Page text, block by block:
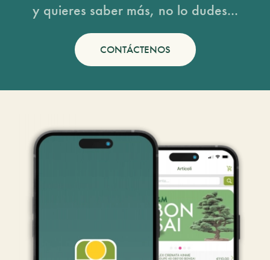
y quieres saber más, no lo dudes...
CONTÁCTENOS